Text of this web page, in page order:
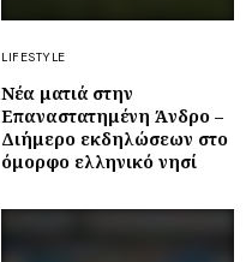
LIFESTYLE
Νέα ματιά στην
Επαναστατημένη Άνδρο –
Διήμερο εκδηλώσεων στο
όμορφο ελληνικό νησί